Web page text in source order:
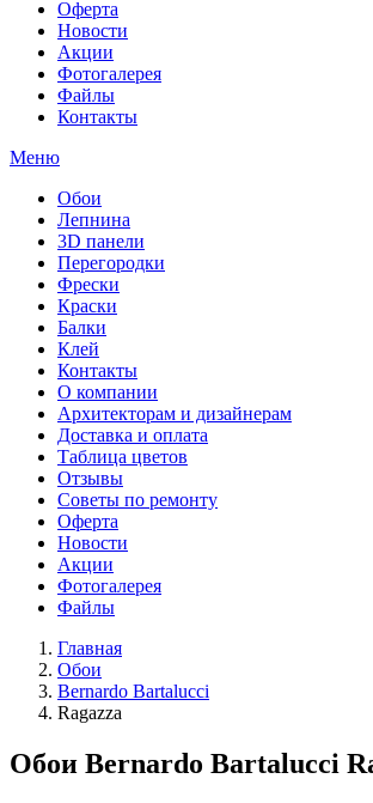
Оферта
Новости
Акции
Фотогалерея
Файлы
Контакты
Меню
Обои
Лепнина
3D панели
Перегородки
Фрески
Краски
Балки
Клей
Контакты
О компании
Архитекторам и дизайнерам
Доставка и оплата
Таблица цветов
Отзывы
Советы по ремонту
Оферта
Новости
Акции
Фотогалерея
Файлы
Главная
Обои
Bernardo Bartalucci
Ragazza
Обои Bernardo Bartalucci